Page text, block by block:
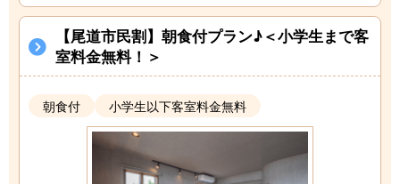
【尾道市民割】朝食付プラン♪＜小学生まで客
室料金無料！＞
朝食付 小学生以下客室料金無料